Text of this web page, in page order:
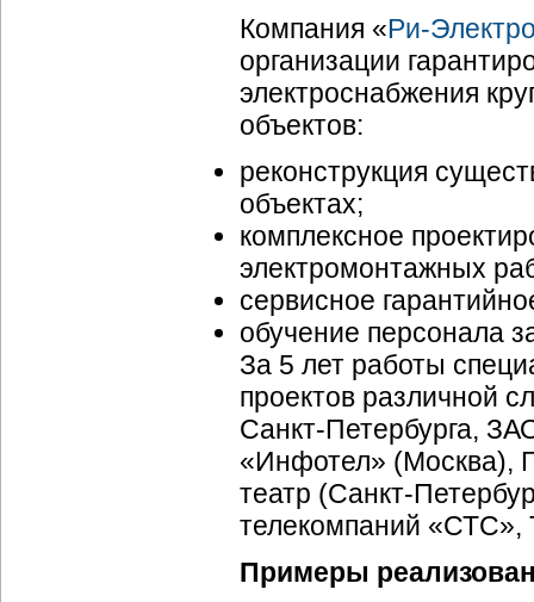
Компания «Ри-
организации
электроснабжения
объектов:
реконструкция
объектах;
комплексное
электромонтажных
сервисное
обучение персонала
За 5 лет работы
проектов различной
Санкт-Петербурга,
«Инфотел» (Москва),
театр (Санкт-
телекомпаний «СТС»,
Примеры